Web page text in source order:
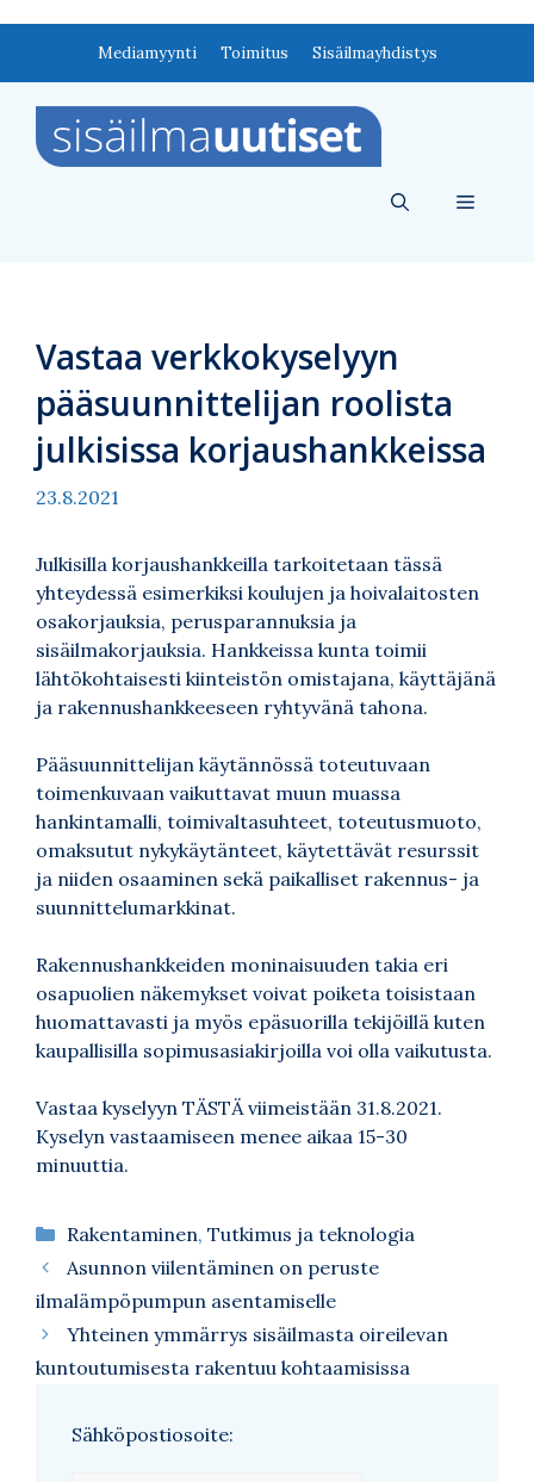
Mediamyynti Toimitus Sisäilmayhdistys
Valikko
Vastaa verkkokyselyyn
pääsuunnittelijan roolista
julkisissa korjaushankkeissa
23.8.2021
Julkisilla korjaushankkeilla tarkoitetaan tässä
yhteydessä esimerkiksi koulujen ja hoivalaitosten
osakorjauksia, perusparannuksia ja
sisäilmakorjauksia. Hankkeissa kunta toimii
lähtökohtaisesti kiinteistön omistajana, käyttäjänä
ja rakennushankkeeseen ryhtyvänä tahona.
Pääsuunnittelijan käytännössä toteutuvaan
toimenkuvaan vaikuttavat muun muassa
hankintamalli, toimivaltasuhteet, toteutusmuoto,
omaksutut nykykäytänteet, käytettävät resurssit
ja niiden osaaminen sekä paikalliset rakennus- ja
suunnittelumarkkinat.
Rakennushankkeiden moninaisuuden takia eri
osapuolien näkemykset voivat poiketa toisistaan
huomattavasti ja myös epäsuorilla tekijöillä kuten
kaupallisilla sopimusasiakirjoilla voi olla vaikutusta.
Vastaa kyselyyn TÄSTÄ viimeistään 31.8.2021.
Kyselyn vastaamiseen menee aikaa 15-30
minuuttia.
Kategoriat
Rakentaminen, Tutkimus ja teknologia
Asunnon viilentäminen on peruste
ilmalämpöpumpun asentamiselle
Yhteinen ymmärrys sisäilmasta oireilevan
kuntoutumisesta rakentuu kohtaamisissa
Sähköpostiosoite: